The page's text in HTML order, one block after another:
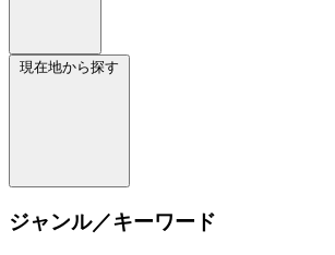
現在地から探す
ジャンル／キーワード